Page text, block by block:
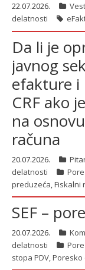
22.07.2026.
delatnosti
Da li je
javnog
efakture i
CRF ako
na
računa
20.07.2026.
delatnosti
preduzeća,Fiskalni
SEF –
20.07.2026.
delatnosti
stopa PDV,Poresko